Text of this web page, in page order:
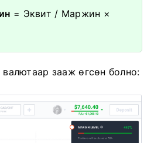
= Эквит / Маржин ×
зааж өгсөн болно: